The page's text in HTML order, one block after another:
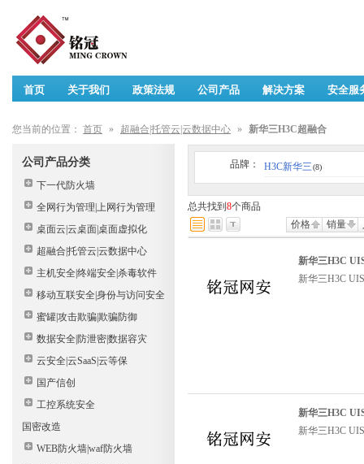
首页 关于我们 政策法规 公司产品 解决方案 安全服
您当前的位置： 首页 » 超融合|托管云|云数据中心 » 新华三H3C超融合
公司产品分类
下一代防火墙
全网行为管理|上网行为管理
桌面云|云桌面|桌面虚拟化
超融合|托管云|云数据中心
主机安全|终端安全|杀毒软件
移动互联安全|身份与访问安全
蜜罐|攻击欺骗|欺骗防御
数据安全|防泄密|数据容灾
云安全|云SaaS|云等保
国产信创
工控系统安全
国密改造
WEB防火墙|waf防火墙
品牌： H3C新华三(8)
总共找到 8个商品
价格
销量
新华三H3C
新华三H3C
新华三H3C
新华三H3C